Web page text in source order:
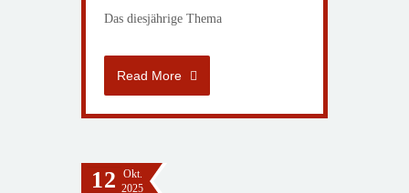
Das diesjährige Thema
Read More
12
Okt.
2025